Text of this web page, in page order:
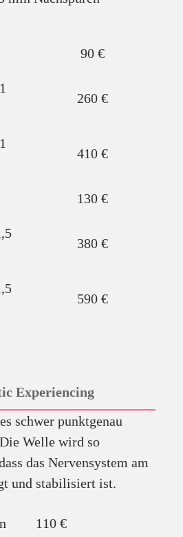
90 €
260 €
410 €
130 €
380 €
590 €
Experiencing
schwer punktgenau
Welle wird so
das Nervensystem am
und stabilisiert ist.
110 €